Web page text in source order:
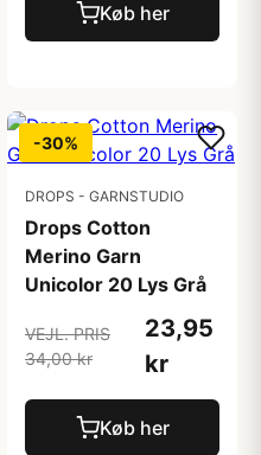
Køb her
-30%
DROPS - GARNSTUDIO
Drops Cotton
Merino Garn
Unicolor 20 Lys Grå
VEJL. PRIS
34,00 kr
23,95
kr
Køb her